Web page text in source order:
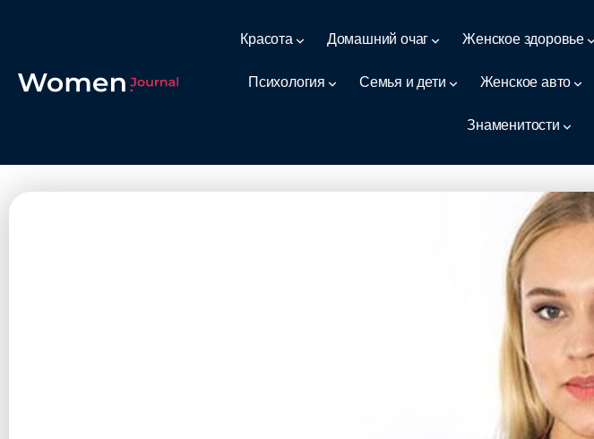
Красота Домашний очаг Женское здоровье
Психология Семья и дети Женское авто
Знаменитости